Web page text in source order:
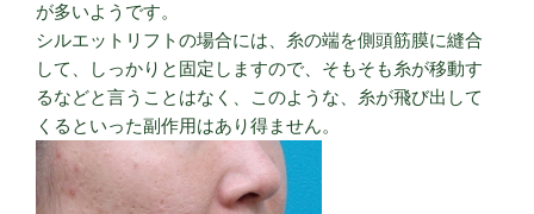
が多いようです。
シルエットリフトの場合には、糸の端を側頭筋膜に縫合
して、しっかりと固定しますので、そもそも糸が移動す
るなどと言うことはなく、このような、糸が飛び出して
くるといった副作用はあり得ません。